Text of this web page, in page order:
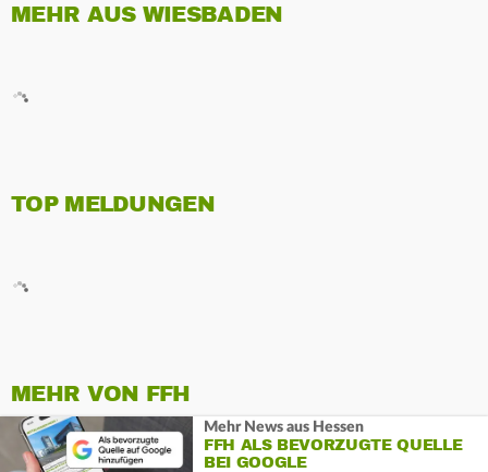
MEHR AUS WIESBADEN
TOP MELDUNGEN
MEHR VON FFH
Mehr News aus Hessen
FFH ALS BEVORZUGTE QUELLE
BEI GOOGLE